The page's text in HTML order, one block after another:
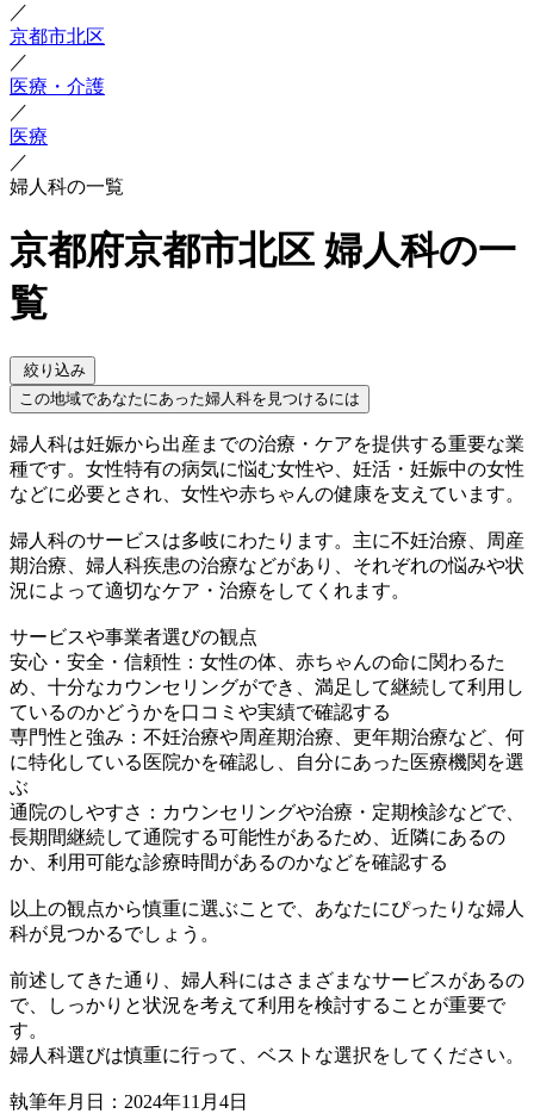
／
京都市北区
／
医療・介護
／
医療
／
婦人科の一覧
京都府京都市北区 婦人科の一
覧
絞り込み
この地域であなたにあった婦人科を見つけるには
婦人科は妊娠から出産までの治療・ケアを提供する重要な業
種です。女性特有の病気に悩む女性や、妊活・妊娠中の女性
などに必要とされ、女性や赤ちゃんの健康を支えています。
婦人科のサービスは多岐にわたります。主に不妊治療、周産
期治療、婦人科疾患の治療などがあり、それぞれの悩みや状
況によって適切なケア・治療をしてくれます。
サービスや事業者選びの観点
安心・安全・信頼性：女性の体、赤ちゃんの命に関わるた
め、十分なカウンセリングができ、満足して継続して利用し
ているのかどうかを口コミや実績で確認する
専門性と強み：不妊治療や周産期治療、更年期治療など、何
に特化している医院かを確認し、自分にあった医療機関を選
ぶ
通院のしやすさ：カウンセリングや治療・定期検診などで、
長期間継続して通院する可能性があるため、近隣にあるの
か、利用可能な診療時間があるのかなどを確認する
以上の観点から慎重に選ぶことで、あなたにぴったりな婦人
科が見つかるでしょう。
前述してきた通り、婦人科にはさまざまなサービスがあるの
で、しっかりと状況を考えて利用を検討することが重要で
す。
婦人科選びは慎重に行って、ベストな選択をしてください。
執筆年月日：2024年11月4日